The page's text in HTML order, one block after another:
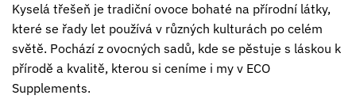
Kyselá třešeň je tradiční ovoce bohaté na přírodní látky,
které se řady let používá v různých kulturách po celém
světě. Pochází z ovocných sadů, kde se pěstuje s láskou k
přírodě a kvalitě, kterou si ceníme i my v ECO
Supplements.